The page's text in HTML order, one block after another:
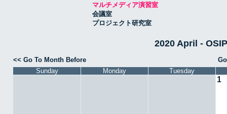
マルチメディア演習室
会議室
プロジェクト研究室
2020 April -
<< Go To Month Before
Sunday
Monday Tuesday
1